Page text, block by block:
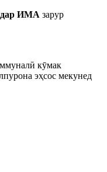
дар ИМА зарур
кӯмак
эҳсос мекунед